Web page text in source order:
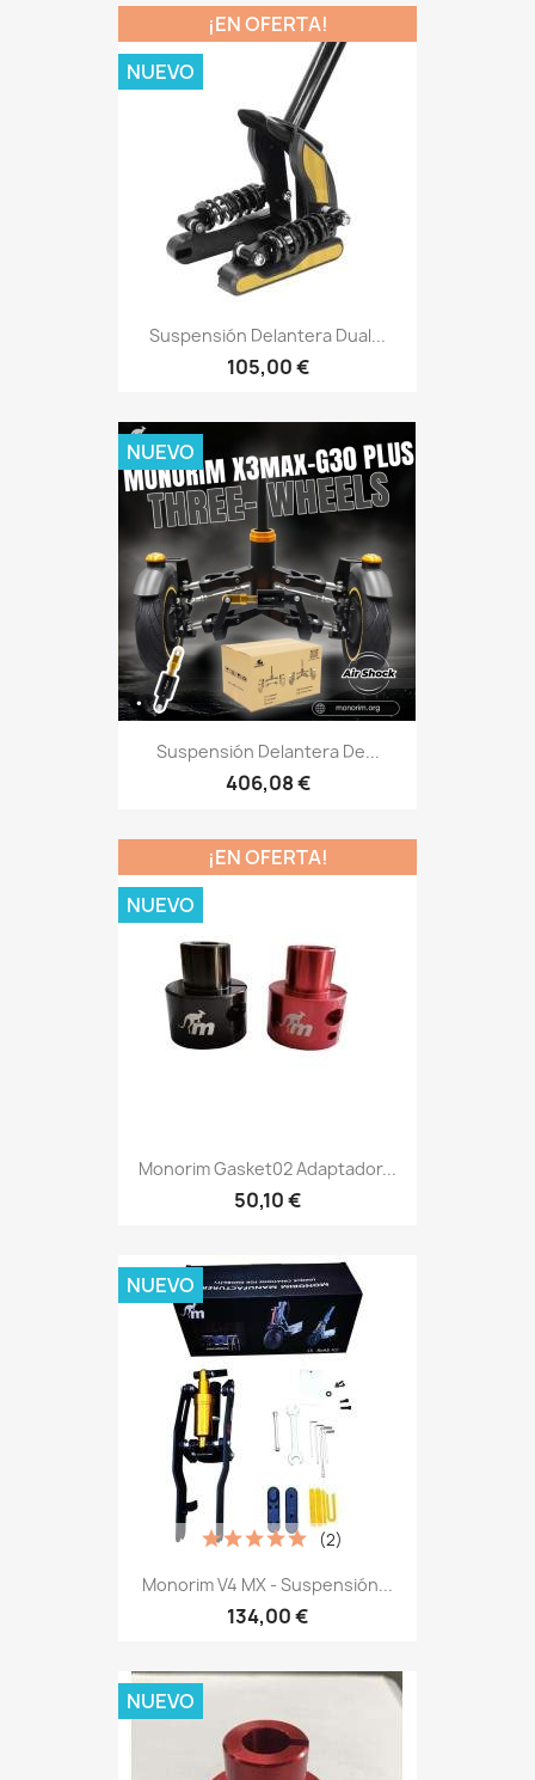
Suspensión Delantera Dual...
105,00 €
¡EN OFERTA!
NUEVO
Suspensión Delantera De...
406,08 €
NUEVO
Monorim Gasket02 Adaptador...
50,10 €
¡EN OFERTA!
NUEVO
Monorim V4 MX - Suspensión...
134,00 €
(2)
NUEVO
NUEVO